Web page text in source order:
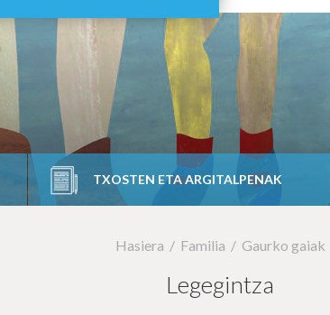
TXOSTEN ETA ARGITALPENAK
Hasiera Familia Gaurko gaiak
Legegintza